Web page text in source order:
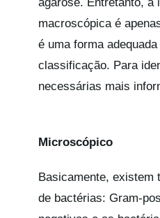
macroscópica é
é uma forma
classificação. Para
necessárias mais
Microscópico
Basicamente, existem
de bactérias: Gram-